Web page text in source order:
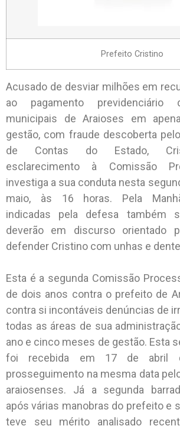
Prefeito Cristino
Acusado de desviar milhões em
ao pagamento previdenciário
municipais de Araioses em
gestão, com fraude descoberta
de Contas do Estado,
esclarecimento à Comissão
investiga a sua conduta nesta
maio, às 16 horas. Pela
indicadas pela defesa também
deverão em discurso orientado
defender Cristino com unhas e
Esta é a segunda Comissão
de dois anos contra o prefeito de
contra si incontáveis denúncias de
todas as áreas de sua
ano e cinco meses de gestão. Esta
foi recebida em 17 de abril
prosseguimento na mesma data
araiosenses. Já a segunda
após várias manobras do prefeito e
teve seu mérito analisado